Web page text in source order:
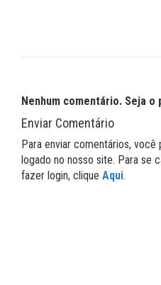
Nenhum comentário. Seja
Enviar Comentário
Para enviar comentários,
logado no nosso site. Para se
fazer login, clique Aqui.